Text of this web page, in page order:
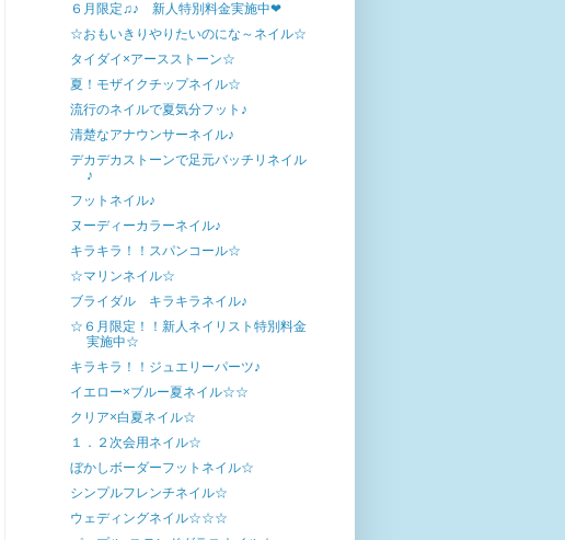
６月限定♫♪ 新人特別料金実施中❤
☆おもいきりやりたいのにな～ネイル☆
タイダイ×アースストーン☆
夏！モザイクチップネイル☆
流行のネイルで夏気分フット♪
清楚なアナウンサーネイル♪
デカデカストーンで足元バッチリネイル
♪
フットネイル♪
ヌーディーカラーネイル♪
キラキラ！！スパンコール☆
☆マリンネイル☆
ブライダル キラキラネイル♪
☆６月限定！！新人ネイリスト特別料金
実施中☆
キラキラ！！ジュエリーパーツ♪
イエロー×ブルー夏ネイル☆☆
クリア×白夏ネイル☆
１．２次会用ネイル☆
ぼかしボーダーフットネイル☆
シンプルフレンチネイル☆
ウェディングネイル☆☆☆